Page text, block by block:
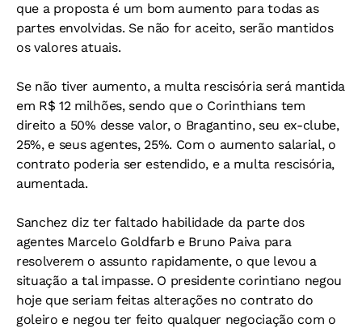
que a proposta é um bom aumento para todas as
partes envolvidas. Se não for aceito, serão mantidos
os valores atuais.
Se não tiver aumento, a multa rescisória será mantida
em R$ 12 milhões, sendo que o Corinthians tem
direito a 50% desse valor, o Bragantino, seu ex-clube,
25%, e seus agentes, 25%. Com o aumento salarial, o
contrato poderia ser estendido, e a multa rescisória,
aumentada.
Sanchez diz ter faltado habilidade da parte dos
agentes Marcelo Goldfarb e Bruno Paiva para
resolverem o assunto rapidamente, o que levou a
situação a tal impasse. O presidente corintiano negou
hoje que seriam feitas alterações no contrato do
goleiro e negou ter feito qualquer negociação com o